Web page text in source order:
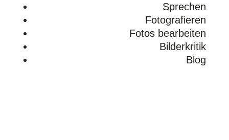
Sprechen
Fotografieren
Fotos bearbeiten
Bilderkritik
Blog